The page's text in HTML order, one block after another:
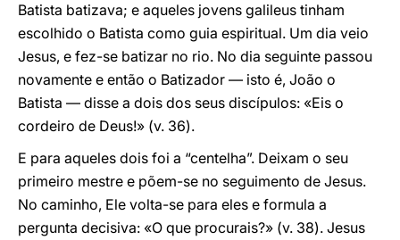
Batista batizava; e aqueles jovens galileus tinham
escolhido o Batista como guia espiritual. Um dia veio
Jesus, e fez-se batizar no rio. No dia seguinte passou
novamente e então o Batizador — isto é, João o
Batista — disse a dois dos seus discípulos: «Eis o
cordeiro de Deus!» (v. 36).
E para aqueles dois foi a “centelha”. Deixam o seu
primeiro mestre e põem-se no seguimento de Jesus.
No caminho, Ele volta-se para eles e formula a
pergunta decisiva: «O que procurais?» (v. 38). Jesus